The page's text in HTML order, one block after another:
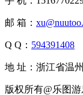
邮 箱：
Q Q： 594391408
地 址：浙江省温
版权所有@乐图